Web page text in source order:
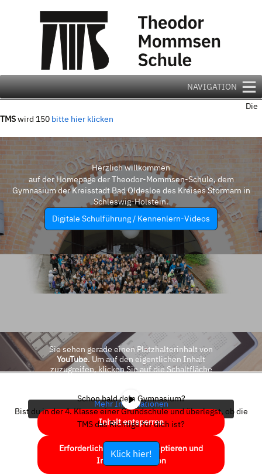
NAVIGATION
Die
TMSwird 150 bitte hier klicken
Herzlich willkommen
auf der Homepage der Theodor-Mommsen-Schule, dem
Gymnasium der Kreisstadt Bad Oldesloe des Kreises Stormarn in
Schleswig-Holstein.
Digitale Schulführung / Kennenlern-Videos
Sie sehen gerade einen Platzhalterinhalt von
YouTube. Um auf den eigentlichen Inhalt
zuzugreifen, klicken Sie auf die Schaltfläche
Mehr Informationen
Inhalt entsperren
Erforderlichen Service akzeptieren und
Inhalte entsperren
Schon bald dein Gymnasium?
Bist du in der 4. Klasse einer Grundschule und überlegst, ob die
TMS das Richtige für dich ist?
Klick hier!